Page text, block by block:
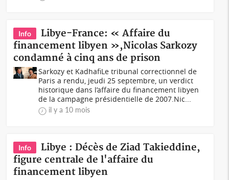
Info
Libye-France: « Affaire du
financement libyen »,Nicolas Sarkozy
condamné à cinq ans de prison
‎Sarkozy et Kadhafi‎‎‎‎Le tribunal correctionnel de
Paris a rendu, jeudi 25 septembre, un verdict
historique dans l’affaire du financement libyen
de la campagne présidentielle de 2007.‎‎‎Nic...
il y a 10 mois
Info
Libye : Décès de Ziad Takieddine,
figure centrale de l'affaire du
financement libyen